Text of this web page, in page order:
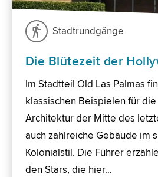
Stadtrundgänge
Die Blütezeit der
Im Stadtteil Old Las Palmas
klassischen Beispielen für
Architektur der Mitte des
auch zahlreiche Gebäude im
Kolonialstil. Die Führer
den Stars, die hier…